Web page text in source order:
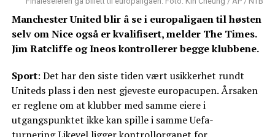
Manchester United blir å se i europaligaen til høsten
selv om Nice også er kvalifisert, melder The Times.
Jim Ratcliffe og Ineos kontrollerer begge klubbene.
Sport: Det har den siste tiden vært usikkerhet rundt
Uniteds plass i den nest gjeveste europacupen. Årsaken
er reglene om at klubber med samme eiere i
utgangspunktet ikke kan spille i samme Uefa-